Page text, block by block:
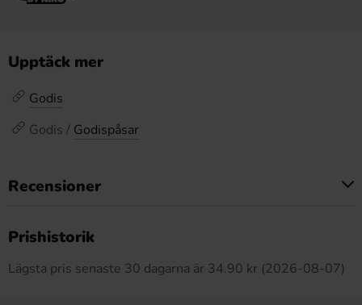
Upptäck mer
Godis
Godis / Godispåsar
Recensioner
Prishistorik
Lägsta pris senaste 30 dagarna är 34.90 kr (2026-08-07)